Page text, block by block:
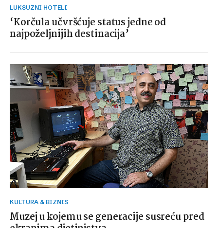
LUKSUZNI HOTELI
‘Korčula učvršćuje status jedne od
najpoželjnijih destinacija’
KULTURA & BIZNIS
Muzej u kojemu se generacije susreću pred